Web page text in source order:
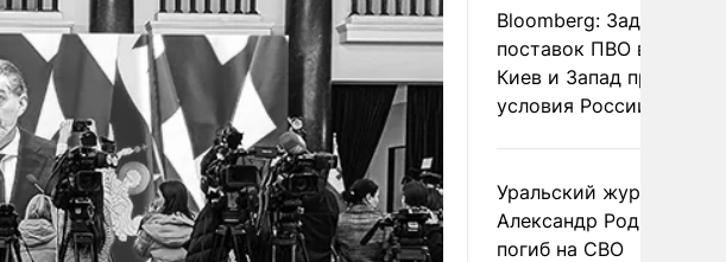
Bloomberg: Задержка
поставок ПВО вынудит
Киев и Запад принять
условия России
Уральский журналист
Александр Родионов
погиб на СВО